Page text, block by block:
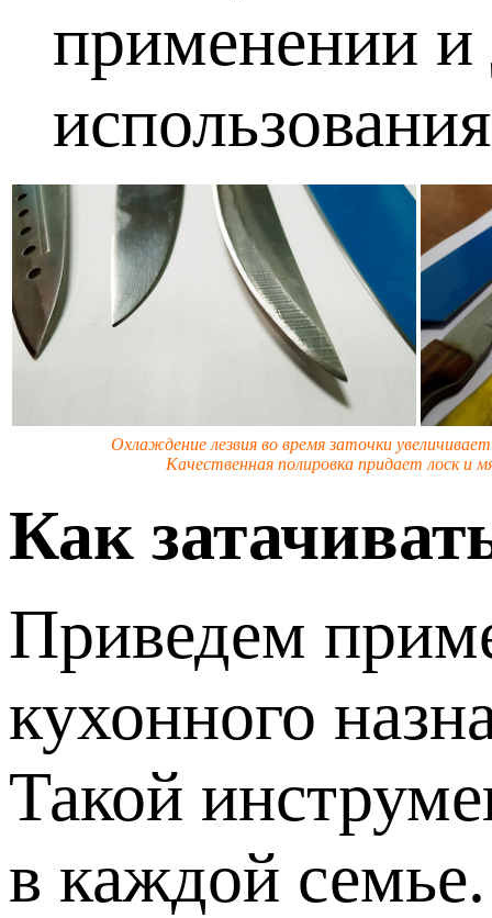
применении и
Охлаждение лезвия во время заточки
Качественная полировка придает лоск и
Как
Приведем
кухонного
Такой
в каждой